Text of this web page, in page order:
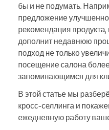
бы и не подумать.
предложение
рекомендация
дополнит недавнюю
подход не только
посещение салона
запоминающимся для
В этой статье мы
кросс-селлинга и
ежедневную работу